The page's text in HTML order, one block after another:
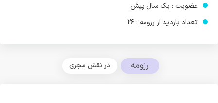
عضویت : یک سال پیش
تعداد بازدید از رزومه : 26
رزومه در نقش مجری